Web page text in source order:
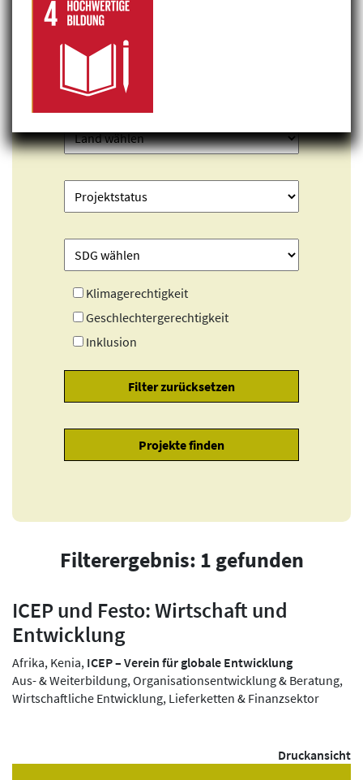
Klimagerechtigkeit
Geschlechtergerechtigkeit
Inklusion
Filterergebnis: 1 gefunden
ICEP und Festo: Wirtschaft und
Entwicklung
Afrika, Kenia, ICEP – Verein für globale Entwicklung
Aus- & Weiterbildung, Organisationsentwicklung & Beratung,
Wirtschaftliche Entwicklung, Lieferketten & Finanzsektor
Druckansicht